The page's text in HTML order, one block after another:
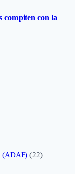
compiten con la
(ADAF) (22)